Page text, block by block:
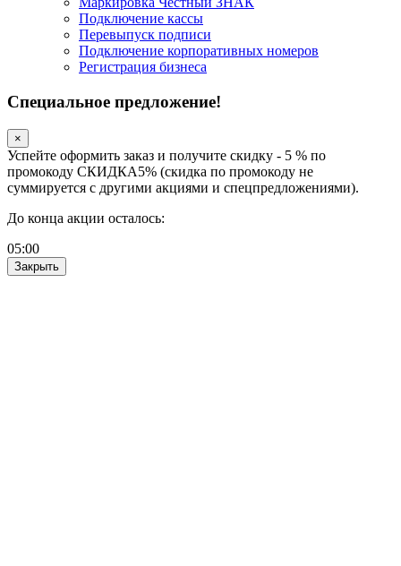
Подключение кассы
Перевыпуск подписи
Подключение корпоративных номеров
Регистрация бизнеса
Специальное предложение!
×
Успейте оформить заказ и получите скидку - 5 % по
промокоду СКИДКА5% (скидка по промокоду не
суммируется с другими акциями и спецпредложениями).
До конца акции осталось:
05:00
Закрыть